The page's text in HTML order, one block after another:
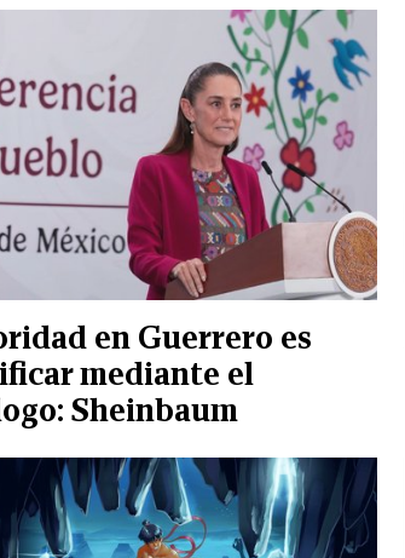
en Guerrero es
mediante el
Sheinbaum